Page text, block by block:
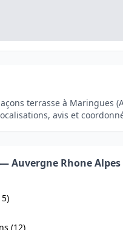
terrasse à Maringues
avis et
Auvergne Rhone Alpes
(12)